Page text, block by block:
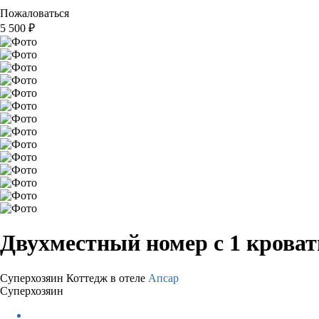
Пожаловаться
5 500 ₽
Двухместный номер с 1
Суперхозяин Коттедж в отеле Апсар
Суперхозяин